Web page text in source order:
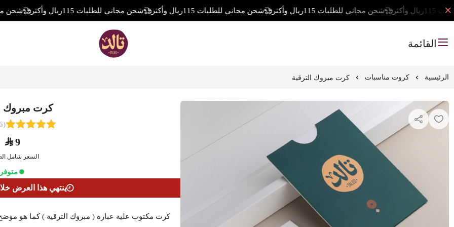
شحن مجاني للطلبات 115ريال وأكثر شحن مجاني للطلبات 115ريال وأكثر شحن مجاني للطلبات 115ريال وأكثر شحن مجاني
القائمة
تالد
الرئيسية كروت مناسبات كرت مبروك الترقية
كرت مبروك
(6 تقييمات)
9
السعر شامل
متوفر
ينتهي هذا العرض
كرت مكتوب علية عبارة ( مبروك الترقية ) كما هو